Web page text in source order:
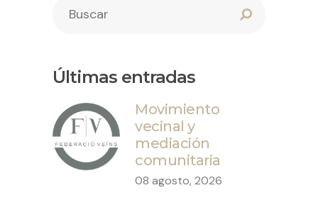
Últimas entradas
Movimiento
vecinal y
mediación
comunitaria
08 agosto, 2026